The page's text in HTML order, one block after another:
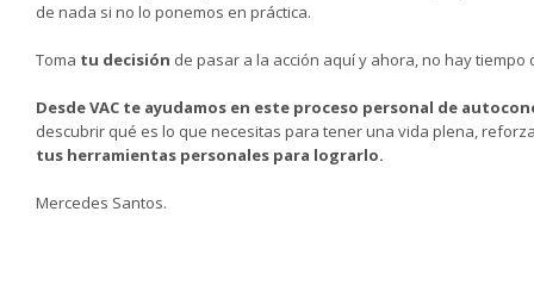
de nada si no lo ponemos en práctica.
Toma tu decisión de pasar a la acción aquí y ahora, no hay tiempo
Desde VAC te ayudamos en este proceso personal de
descubrir qué es lo que necesitas para tener una vida plena,
tus herramientas personales para lograrlo.
Mercedes Santos.